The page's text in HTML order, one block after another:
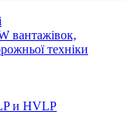
вантажівок,
техніки
и HVLP